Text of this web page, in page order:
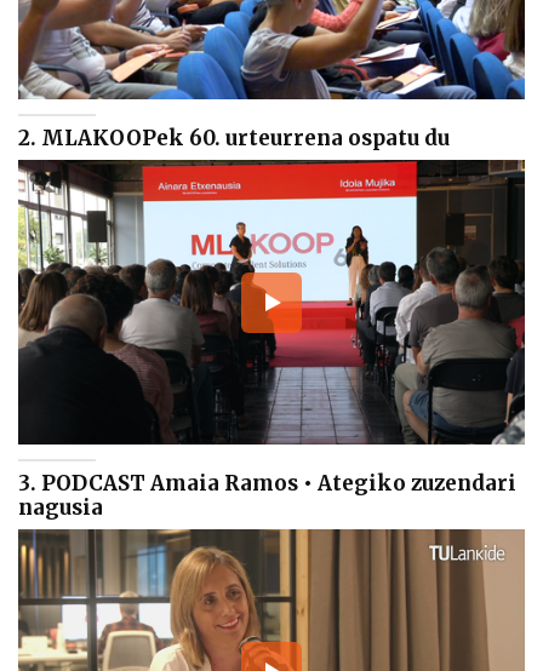
2. MLAKOOPek 60. urteurrena ospatu du
3. PODCAST Amaia Ramos • Ategiko zuzendari
nagusia